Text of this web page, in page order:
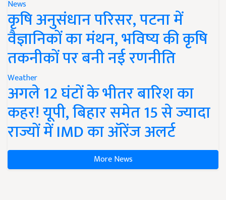
News
कृषि अनुसंधान परिसर, पटना में
वैज्ञानिकों का मंथन, भविष्य की कृषि
तकनीकों पर बनी नई रणनीति
Weather
अगले 12 घंटों के भीतर बारिश का
कहर! यूपी, बिहार समेत 15 से ज्यादा
राज्यों में IMD का ऑरेंज अलर्ट
More News